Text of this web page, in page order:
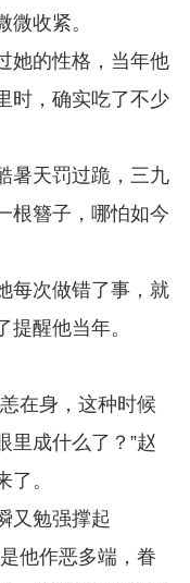
收紧。
她的性格，当年他
时，确实吃了不少
暑天罚过跪，三九
根簪子，哪怕如今
每次做错了事，就
醒他当年。
在身，这种时候
里成什么了？”赵
。
又勉强撑起
他作恶多端，眷